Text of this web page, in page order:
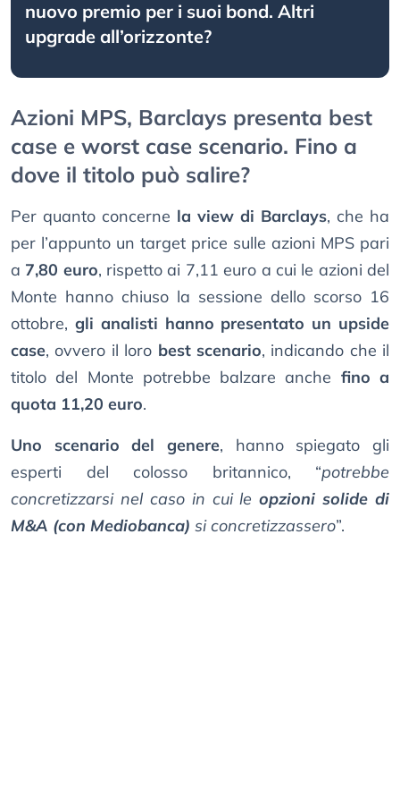
nuovo premio per i suoi bond. Altri
upgrade all’orizzonte?
Azioni MPS, Barclays presenta best
case e worst case scenario. Fino a
dove il titolo può salire?
Per quanto concerne la view di Barclays, che ha
per l’appunto un target price sulle azioni MPS pari
a 7,80 euro, rispetto ai 7,11 euro a cui le azioni del
Monte hanno chiuso la sessione dello scorso 16
ottobre, gli analisti hanno presentato un upside
case, ovvero il loro best scenario, indicando che il
titolo del Monte potrebbe balzare anche fino a
quota 11,20 euro.
Uno scenario del genere, hanno spiegato gli
esperti del colosso britannico, “potrebbe
concretizzarsi nel caso in cui leopzioni solide di
M&A (con Mediobanca) si concretizzassero”.